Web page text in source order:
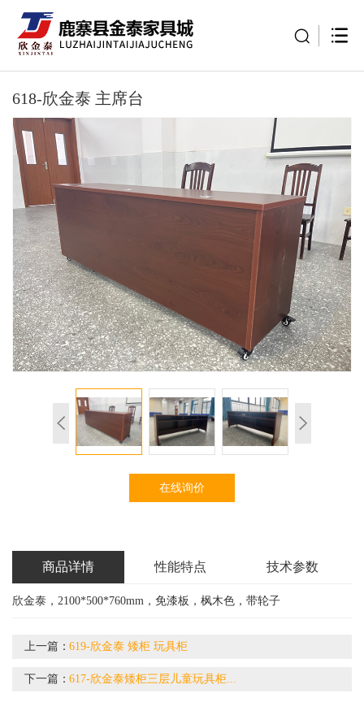
618-欣金泰 主席台
在线询价
商品详情 性能特点 技术参数
欣金泰，2100*500*760mm，免漆板，枫木色，带轮子
上一篇：619-欣金泰 矮柜 玩具柜
下一篇：617-欣金泰矮柜三层儿童玩具柜...